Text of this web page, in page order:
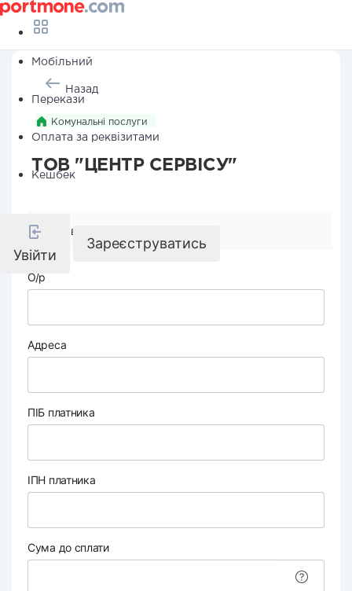
Мобільний
Перекази
Оплата за реквізитами
Кешбек
Увійти
Зареєструватись
Назад
Комунальні послуги
ТОВ "ЦЕНТР СЕРВІСУ"
Реквізити компанії
О/р
Адреса
ПІБ платника
ІПН платника
Сума до сплати